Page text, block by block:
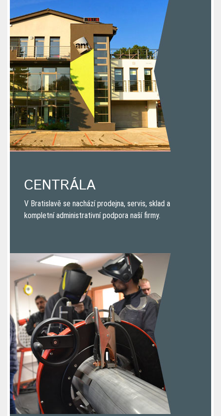
CENTRÁLA
V Bratislavě se nachází prodejna, servis, sklad a
kompletní administrativní podpora naší firmy.